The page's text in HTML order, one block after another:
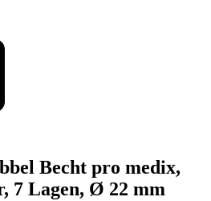
Becht pro medix,
7 Lagen, Ø 22 mm